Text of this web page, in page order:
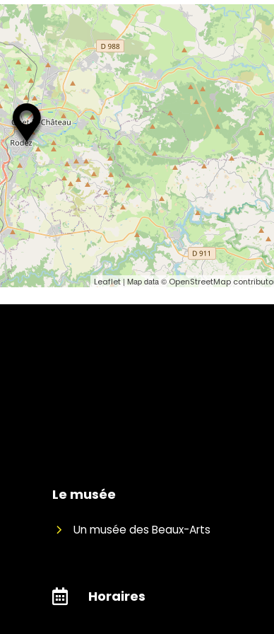
Leaflet| Map data © OpenStreetMap
Le musée
Un musée des Beaux-Arts
Horaires